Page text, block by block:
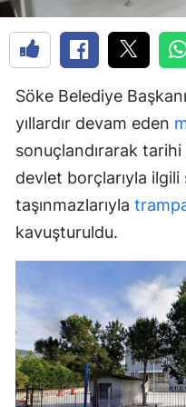
Söke Belediye
yıllardır devam eden
sonuçlandırarak tarihi
devlet borçlarıyla
taşınmazlarıyla
kavuşturuldu.